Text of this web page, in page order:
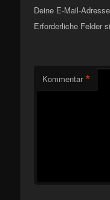
Deine E-Mail-
Erforderliche Felder
Kommentar *